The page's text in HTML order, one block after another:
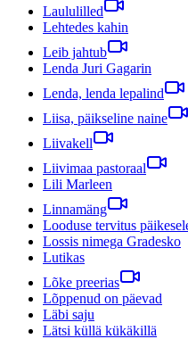
Laululilled
Lehtedes kahin
Leib jahtub
Lenda Juri Gagarin
Lenda, lenda lepalind
Liisa, päikseline naine
Liivakell
Liivimaa pastoraal
Lili Marleen
Linnamäng
Looduse tervitus
Lossis nimega Gradesko
Lutikas
Lõke preerias
Lõppenud on päevad
Läbi saju
Lätsi küllä kükäkillä